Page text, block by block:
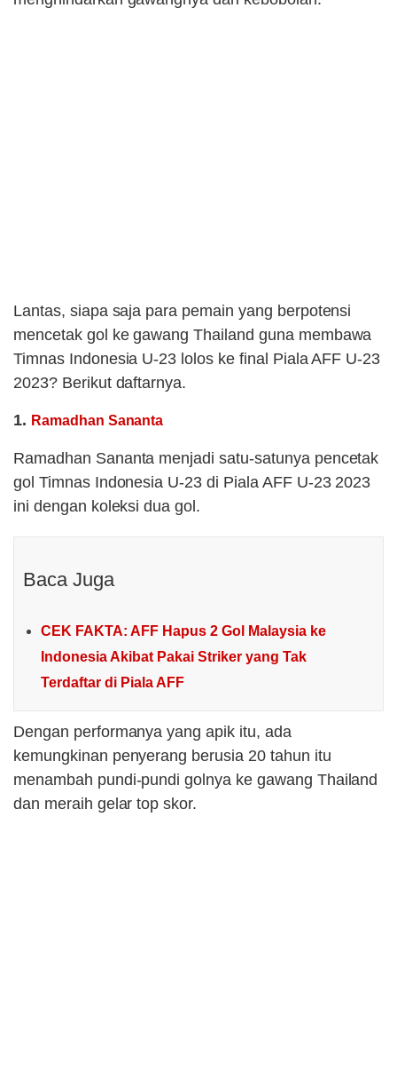
Lantas, siapa saja para pemain yang berpotensi
mencetak gol ke gawang Thailand guna membawa
Timnas Indonesia U-23 lolos ke final Piala AFF U-23
2023? Berikut daftarnya.
1. Ramadhan Sananta
Ramadhan Sananta menjadi satu-satunya pencetak
gol Timnas Indonesia U-23 di Piala AFF U-23 2023
ini dengan koleksi dua gol.
Baca Juga
CEK FAKTA: AFF Hapus 2 Gol Malaysia ke
Indonesia Akibat Pakai Striker yang Tak
Terdaftar di Piala AFF
Dengan performanya yang apik itu, ada
kemungkinan penyerang berusia 20 tahun itu
menambah pundi-pundi golnya ke gawang Thailand
dan meraih gelar top skor.